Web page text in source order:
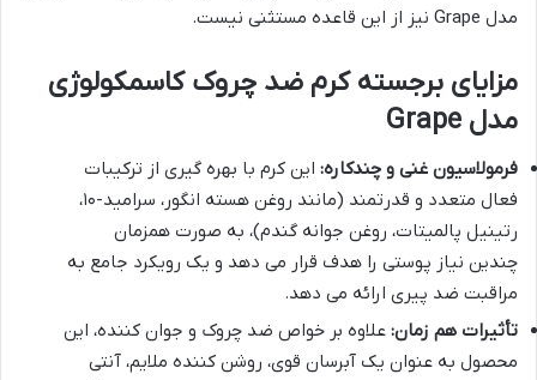
مدل Grape نیز از این قاعده مستثنی نیست.
مزایای برجسته کرم ضد چروک کاسمکولوژی
مدل Grape
فرمولاسیون غنی و چندکاره: این کرم با بهره گیری از ترکیبات
فعال متعدد و قدرتمند (مانند روغن هسته انگور، سرامید-۱۰،
رتینیل پالمیتات، روغن جوانه گندم)، به صورت همزمان
چندین نیاز پوستی را هدف قرار می دهد و یک رویکرد جامع به
مراقبت ضد پیری ارائه می دهد.
تأثیرات هم زمان: علاوه بر خواص ضد چروک و جوان کننده، این
محصول به عنوان یک آبرسان قوی، روشن کننده ملایم، آنتی